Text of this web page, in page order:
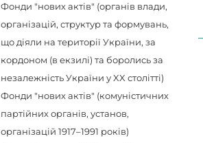
Фонди "нових актів" (органів влади,
організацій, структур та формувань,
що діяли на території України, за
кордоном (в екзилі) та боролись за
незалежність України у XX столітті)
Фонди "нових актів" (комуністичних
партійних органів, установ,
організацій 1917–1991 років)